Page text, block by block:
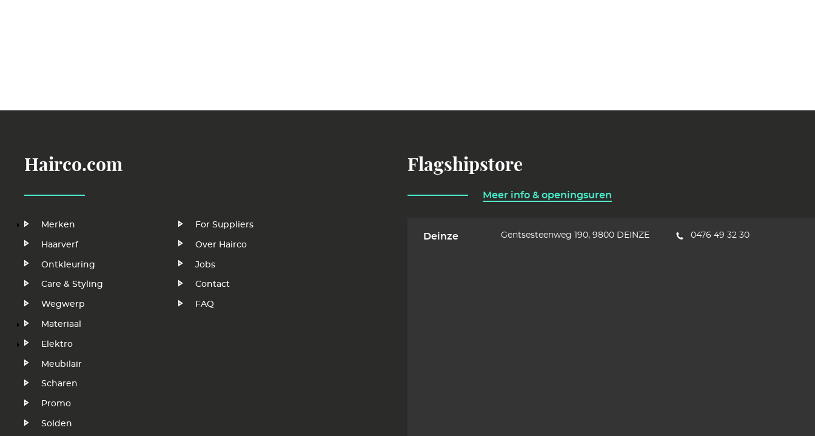
Hairco.com
Hoofdnavigatie
Merken
Haarverf
Ontkleuring
Care & Styling
Wegwerp
Materiaal
Elektro
Meubilair
Scharen
Promo
Solden
VoetFor Suppliers
Over Hairco
Jobs
Contact
FAQ
Flagshipstore
Meer info & openingsuren
Deinze Gentsesteenweg 190 9800 DEINZE 0476 49 32 30